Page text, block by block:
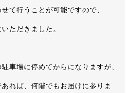
て行うことが可能ですので、
ただきました。
車場に停めてからになりますが、
れば、何階でもお届けに参りま